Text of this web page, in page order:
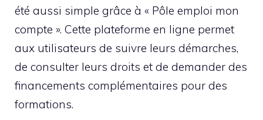
été aussi simple grâce à « Pôle emploi mon
compte ». Cette plateforme en ligne permet
aux utilisateurs de suivre leurs démarches,
de consulter leurs droits et de demander des
financements complémentaires pour des
formations.